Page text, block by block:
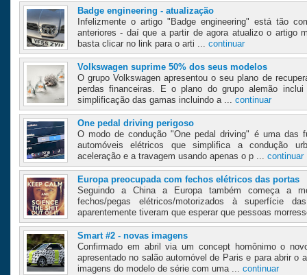
Badge engineering - atualização
Infelizmente o artigo "Badge engineering" está tão
anteriores - daí que a partir de agora atualizo o artigo
basta clicar no link para o arti ... continuar
Volkswagen suprime 50% dos seus modelos
O grupo Volkswagen apresentou o seu plano de
perdas financeiras. E o plano do grupo alemão
simplificação das gamas incluindo a ... continuar
One pedal driving perigoso
O modo de condução "One pedal driving" é uma das
automóveis elétricos que simplifica a condução
aceleração e a travagem usando apenas o p ... continuar
Europa preocupada com fechos elétricos das portas
Seguindo a China a Europa também começa a
fechos/pegas elétricos/motorizados à superfície
aparentemente tiveram que esperar que pessoas
Smart #2 - novas imagens
Confirmado em abril via um concept homônimo o
apresentado no salão automóvel de Paris e para abrir o
imagens do modelo de série com uma ... continuar